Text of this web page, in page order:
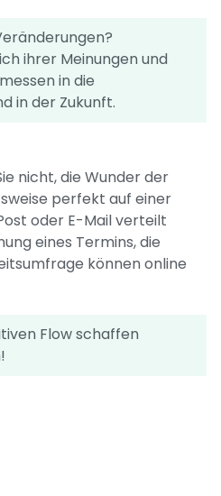
ihrer Meinungen und
in die
in der Zukunft.
nicht, die Wunder der
perfekt auf einer
oder E-Mail verteilt
eines Termins, die
können online
Flow schaffen